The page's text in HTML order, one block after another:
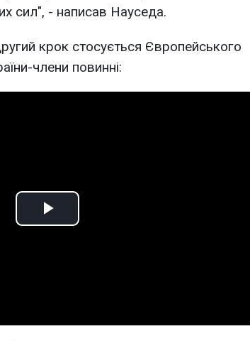
сил", - написав Науседа.
крок стосується Європейського
члени повинні:
Play